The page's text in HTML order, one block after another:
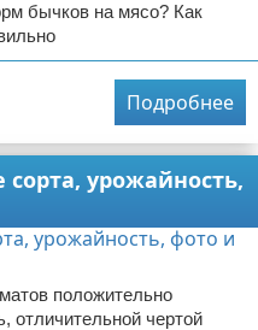
бычков на мясо? Как
Подробнее
урожайность,
положительно
отличительной чертой